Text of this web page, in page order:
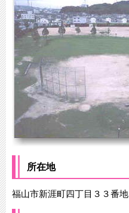
所在地
福山市新涯町四丁目３３番地